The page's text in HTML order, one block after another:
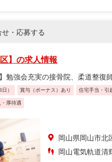
・応募する
】の求人情報
勉強会充実の接骨院、柔道整復
） 賞与（ボーナス）あり 住宅手当・引
厚待遇
岡山県岡山市北
岡山電気軌道清